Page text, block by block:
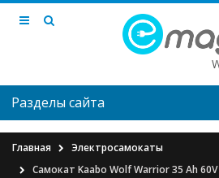
Разделы сайта
Главная
Электросамокаты
Самокат Kaabo Wolf Warrior 35 Ah 60V